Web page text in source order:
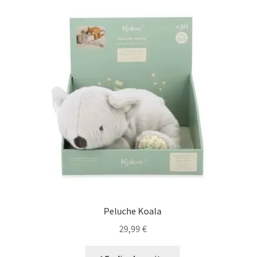
Peluche Koala
29,99 €